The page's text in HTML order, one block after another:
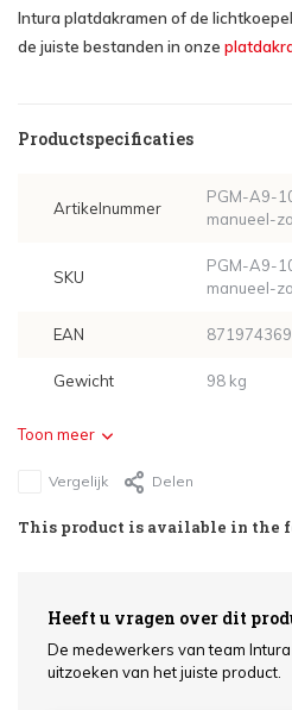
Intura platdakramen of de
de juiste bestanden in onze
Productspecificaties
Artikelnummer
PGM-A9-
manueel-
SKU
PGM-A9-
manueel-
EAN
Gewicht 98 kg
Toon meer
Vergelijk Delen
This product is available in the
Heeft u vragen over dit
De medewerkers van team
uitzoeken van het juiste product.